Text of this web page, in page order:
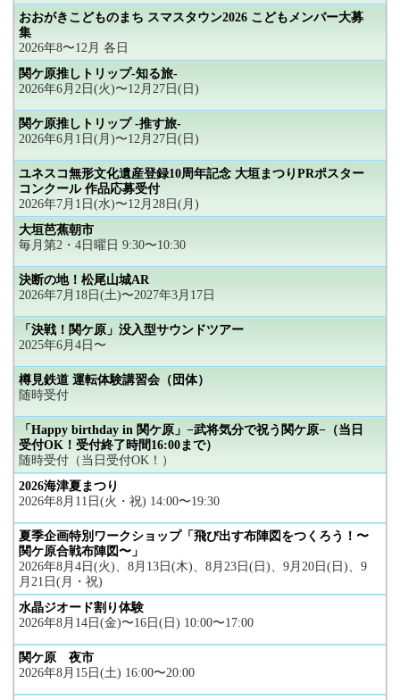
おおがきこどものまち スマスタウン2026 こどもメンバー大募
集
2026年8〜12月 各日
関ケ原推しトリップ-知る旅-
2026年6月2日(火)〜12月27日(日)
関ケ原推しトリップ -推す旅-
2026年6月1日(月)〜12月27日(日)
ユネスコ無形文化遺産登録10周年記念 大垣まつりPRポスター
コンクール 作品応募受付
2026年7月1日(水)〜12月28日(月)
大垣芭蕉朝市
毎月第2・4日曜日 9:30〜10:30
決断の地！松尾山城AR
2026年7月18日(土)〜2027年3月17日
「決戦！関ケ原」没入型サウンドツアー
2025年6月4日〜
樽見鉄道 運転体験講習会（団体）
随時受付
「Happy birthday in 関ケ原」−武将気分で祝う関ケ原−（当日
受付OK！受付終了時間16:00まで）
随時受付（当日受付OK！）
2026海津夏まつり
2026年8月11日(火・祝) 14:00〜19:30
夏季企画特別ワークショップ「飛び出す布陣図をつくろう！〜
関ケ原合戦布陣図〜」
2026年8月4日(火)、8月13日(木)、8月23日(日)、9月20日(日)、9
月21日(月・祝)
水晶ジオード割り体験
2026年8月14日(金)〜16日(日) 10:00〜17:00
関ケ原 夜市
2026年8月15日(土) 16:00〜20:00